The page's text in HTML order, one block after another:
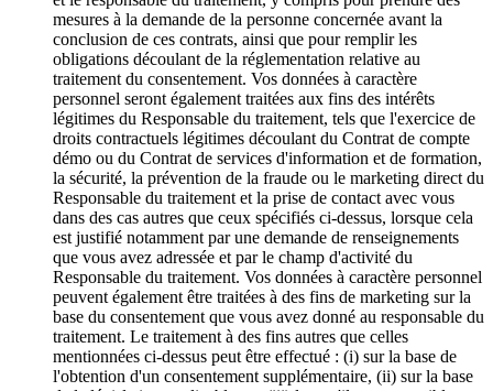
mesures à la demande de la personne concernée avant la
conclusion de ces contrats, ainsi que pour remplir les
obligations découlant de la réglementation relative au
traitement du consentement. Vos données à caractère
personnel seront également traitées aux fins des intérêts
légitimes du Responsable du traitement, tels que l'exercice de
droits contractuels légitimes découlant du Contrat de compte
démo ou du Contrat de services d'information et de formation,
la sécurité, la prévention de la fraude ou le marketing direct du
Responsable du traitement et la prise de contact avec vous
dans des cas autres que ceux spécifiés ci-dessus, lorsque cela
est justifié notamment par une demande de renseignements
que vous avez adressée et par le champ d'activité du
Responsable du traitement. Vos données à caractère personnel
peuvent également être traitées à des fins de marketing sur la
base du consentement que vous avez donné au responsable du
traitement. Le traitement à des fins autres que celles
mentionnées ci-dessus peut être effectué : (i) sur la base de
l'obtention d'un consentement supplémentaire, (ii) sur la base